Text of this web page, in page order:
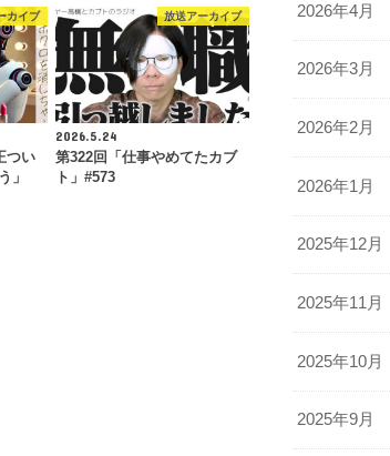
カイブ
つい
」
放送アーカイブ
2026.5.24
第322回「仕事やめてたカブ
ト」#573
2026年4月
2026年3月
2026年2月
2026年1月
2025年12月
2025年11月
2025年10月
2025年9月